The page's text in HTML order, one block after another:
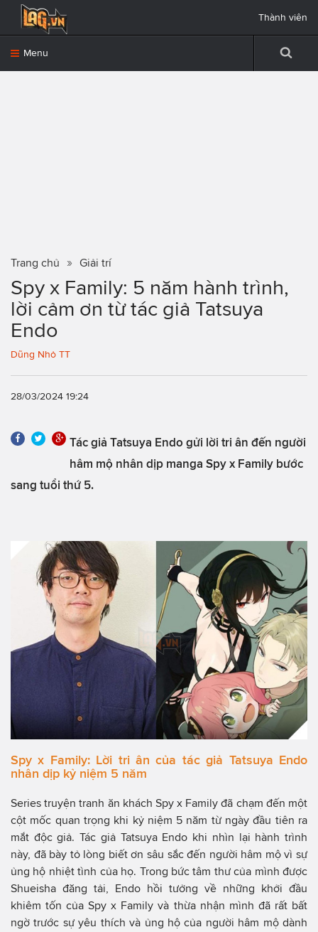
Menu
Thành viên
Trang chủ Giải trí
Spy x Family: 5 năm hành trình,
lời cảm ơn từ tác giả Tatsuya
Endo
Dũng Nhỏ TT
28/03/2024 19:24
Tác giả Tatsuya Endo gửi lời tri ân đến người
hâm mộ nhân dịp manga Spy x Family bước
sang tuổi thứ 5.
Spy x Family: Lời tri ân của tác giả Tatsuya Endo
nhân dịp kỷ niệm 5 năm
Series truyện tranh ăn khách Spy x Family đã chạm đến một
cột mốc quan trọng khi kỷ niệm 5 năm từ ngày đầu tiên ra
mắt độc giả. Tác giả Tatsuya Endo khi nhìn lại hành trình
này, đã bày tỏ lòng biết ơn sâu sắc đến người hâm mộ vì sự
ủng hộ nhiệt tình của họ. Trong bức tâm thư của mình được
Shueisha đăng tải, Endo hồi tưởng về những khởi đầu
khiêm tốn của Spy x Family và thừa nhận mình đã rất bất
ngờ trước sự yêu thích và ủng hộ của người hâm mộ dành